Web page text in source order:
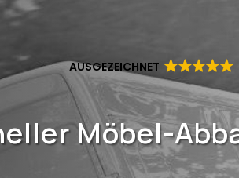
AUSGEZEICHNET
Möbel-